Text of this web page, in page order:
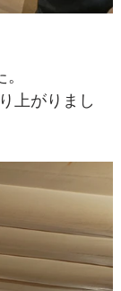
上がりまし